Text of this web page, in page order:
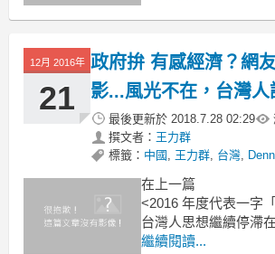
球，
家人辦朋友聚會，覺
在一起，
12月 2016年
21
政府拚 有感經濟？網
影...風光不在，台灣
最後更新於 2018.7.28 02:29
撰文者： 王力群
標籤： 中國 , 王力群, 台灣,
在上一篇
<2016 年度代表一字
台灣人思想繼續停滯在
政府到底在做什麼？>
繼續閱讀...